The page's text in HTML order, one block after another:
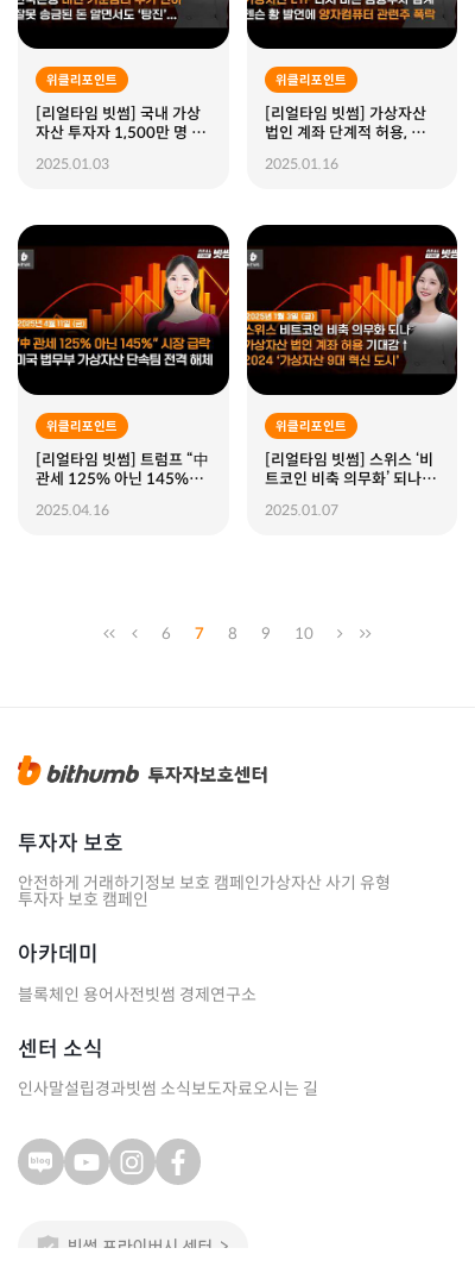
위클리포인트
[리얼타임 빗썸] 국내 가상
자산 투자자 1,500만 명 돌
추가 인하, 잘못 송금된 돈
2025.01.03
위클리포인트
[리얼타임 빗썸] 가상자산
법인 계좌 단계적 허용, 가상
자 업계, 젠슨 황 발언에 양
2025.01.16
위클리포인트
[리얼타임 빗썸] 트럼프 “中
관세 125% 아닌 145%”
법무부 가상자산 단속팀 전
2025.04.16
위클리포인트
[리얼타임 빗썸] 스위스 ‘비
트코인 비축 의무화’ 되나,
대감↑, 2024 가상자산 9
2025.01.07
6 7 8 9 10
투자자 보호
안전하게 거래하기 정보 보호 캠페인가상자산 사기 유형
투자자 보호 캠페인
아카데미
블록체인 용어사전빗썸 경제연구소
센터 소식
인사말설립경과빗썸 소식보도자료오시는 길